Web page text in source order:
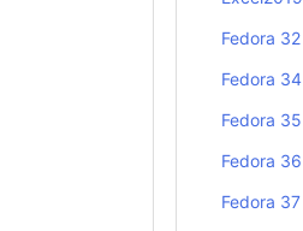
Fedora 32
Fedora 34
Fedora 35
Fedora 36
Fedora 37